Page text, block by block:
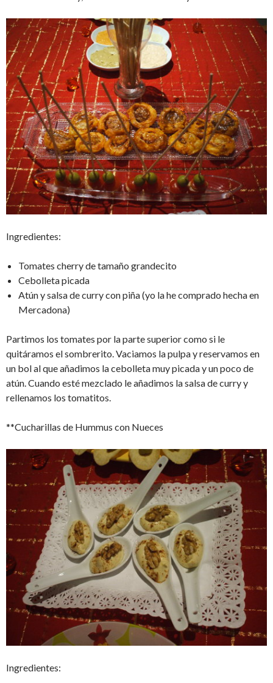
Ingredientes:
Tomates cherry de tamaño grandecito
Cebolleta picada
Atún y salsa de curry con piña (yo la he comprado hecha en
Mercadona)
Partimos los tomates por la parte superior como si le
quitáramos el sombrerito. Vaciamos la pulpa y reservamos en
un bol al que añadimos la cebolleta muy picada y un poco de
atún. Cuando esté mezclado le añadimos la salsa de curry y
rellenamos los tomatitos.
**Cucharillas de Hummus con Nueces
Ingredientes: